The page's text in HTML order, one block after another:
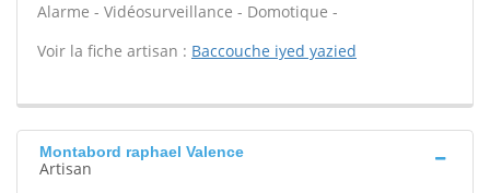
Alarme - Vidéosurveillance - Domotique -
Voir la fiche artisan : Baccouche iyed yazied
Montabord raphael Valence
Artisan